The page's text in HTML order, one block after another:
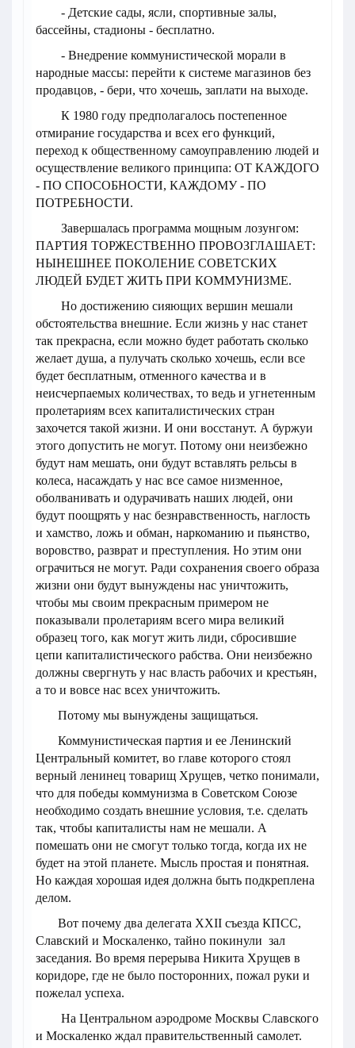
- Детские сады, ясли, спортивные залы,
бассейны, стадионы - бесплатно.
- Внедрение коммунистической морали в
народные массы: перейти к системе магазинов без
продавцов, - бери, что хочешь, заплати на выходе.
К 1980 году предполагалось постепенное
отмирание государства и всех его функций,
переход к общественному самоуправлению людей и
осуществление великого принципа: ОТ КАЖДОГО
- ПО СПОСОБНОСТИ, КАЖДОМУ - ПО
ПОТРЕБНОСТИ.
Завершалась программа мощным лозунгом:
ПАРТИЯ ТОРЖЕСТВЕННО ПРОВОЗГЛАШАЕТ:
НЫНЕШНЕЕ ПОКОЛЕНИЕ СОВЕТСКИХ
ЛЮДЕЙ БУДЕТ ЖИТЬ ПРИ КОММУНИЗМЕ.
Но достижению сияющих вершин мешали
обстоятельства внешние. Если жизнь у нас станет
так прекрасна, если можно будет работать сколько
желает душа, а пулучать сколько хочешь, если все
будет бесплатным, отменного качества и в
неисчерпаемых количествах, то ведь и угнетенным
пролетариям всех капиталистических стран
захочется такой жизни. И они восстанут. А буржуи
этого допустить не могут. Потому они неизбежно
будут нам мешать, они будут вставлять рельсы в
колеса, насаждать у нас все самое низменное,
оболванивать и одурачивать наших людей, они
будут поощрять у нас безнравственность, наглость
и хамство, ложь и обман, наркоманию и пьянство,
воровство, разврат и преступления. Но этим они
ограчиться не могут. Ради сохранения своего образа
жизни они будут вынуждены нас уничтожить,
чтобы мы своим прекрасным примером не
показывали пролетариям всего мира великий
образец того, как могут жить лиди, сбросившие
цепи капиталистического рабства. Они неизбежно
должны свергнуть у нас власть рабочих и крестьян,
а то и вовсе нас всех уничтожить.
Потому мы вынуждены защищаться.
Коммунистическая партия и ее Ленинский
Центральный комитет, во главе которого стоял
верный ленинец товарищ Хрущев, четко понимали,
что для победы коммунизма в Советском Союзе
необходимо создать внешние условия, т.е. сделать
так, чтобы капиталисты нам не мешали. А
помешать они не смогут только тогда, когда их не
будет на этой планете. Мысль простая и понятная.
Но каждая хорошая идея должна быть подкреплена
делом.
Вот почему два делегата ХХII съезда КПСС,
Славский и Москаленко, тайно покинули зал
заседания. Во время перерыва Никита Хрущев в
коридоре, где не было посторонних, пожал руки и
пожелал успеха.
На Центральном аэродроме Москвы Славского
и Москаленко ждал правительственный самолет.